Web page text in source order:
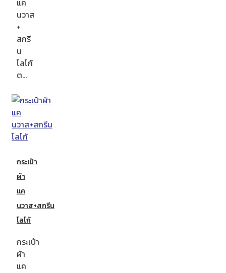
นวาส
+
สกรี
น
โลโก้
ต…
กระเป๋า
ผ้า
แค
นวาส+สกรีน
โลโก้
กระเป๋า
ผ้า
แค